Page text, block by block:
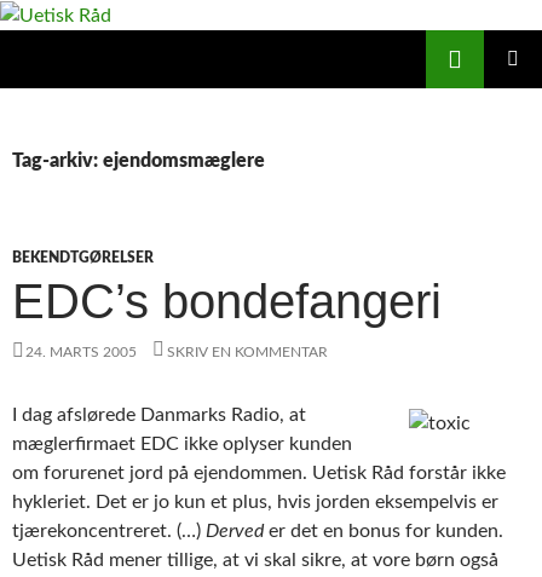
Hop
Tag-arkiv: ejendomsmæglere
BEKENDTGØRELSER
EDC’s bondefangeri
24. MARTS 2005 SKRIV EN KOMMENTAR
I dag afslørede Danmarks Radio, at
mæglerfirmaet EDC ikke oplyser kunden
om forurenet jord på ejendommen. Uetisk Råd forstår ikke
hykleriet. Det er jo kun et plus, hvis jorden eksempelvis er
tjærekoncentreret. (…) Derveder det en bonus for kunden.
Uetisk Råd mener tillige, at vi skal sikre, at vore børn også